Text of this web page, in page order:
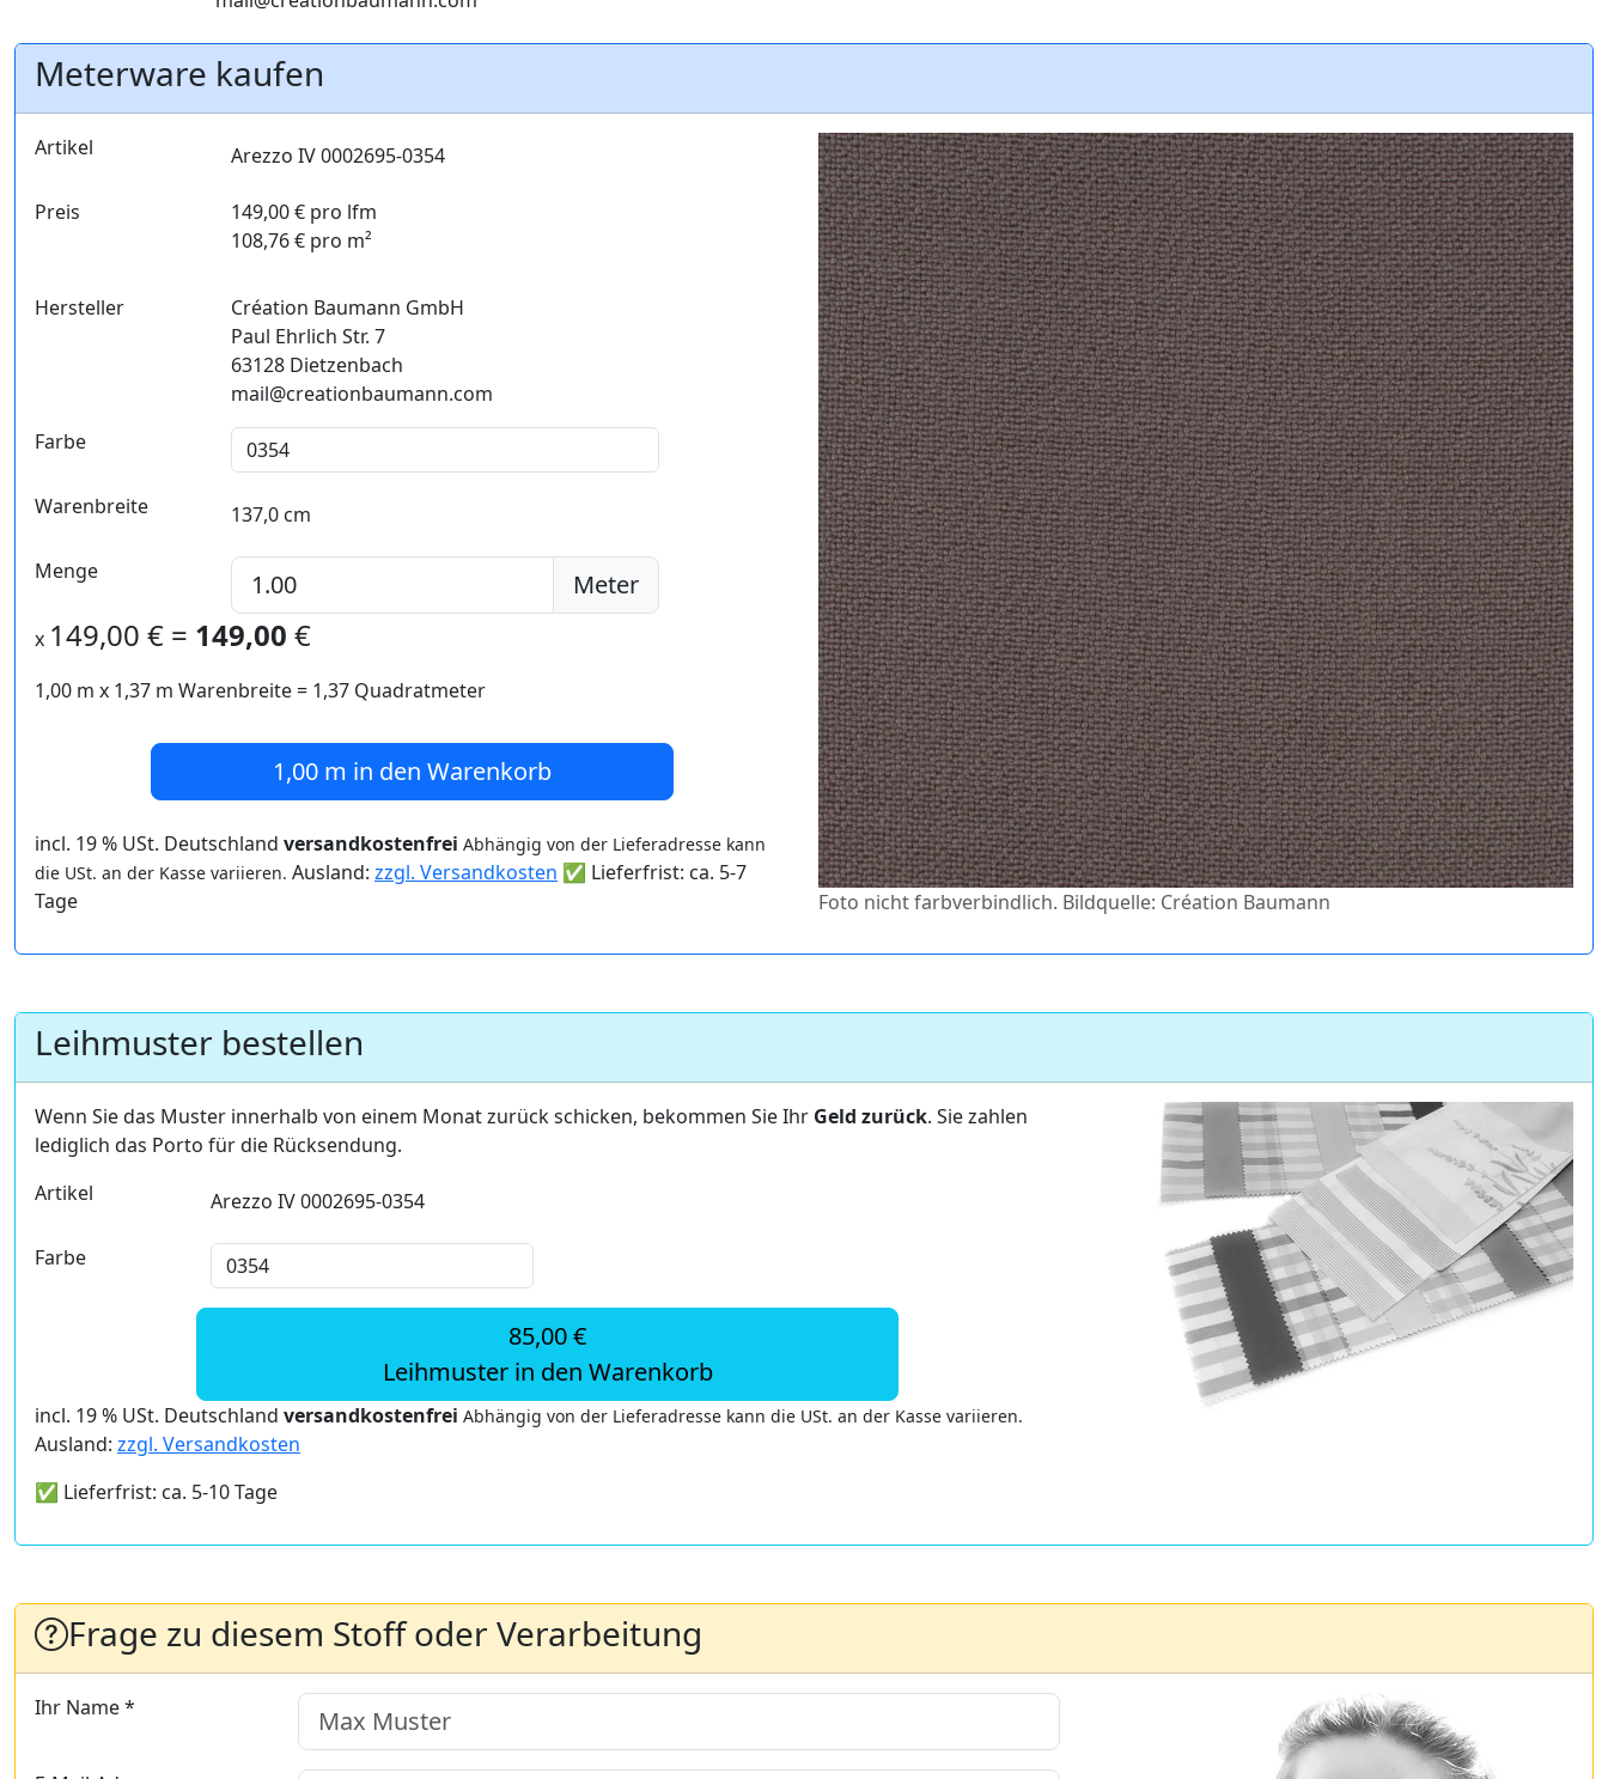
Meterware kaufen
Artikel Arezzo IV 0002695-0354
Preis
149,00 € pro lfm
108,76 € pro m²
Hersteller
Création Baumann GmbH
Paul Ehrlich Str. 7
63128 Dietzenbach
mail@creationbaumann.com
Farbe
Warenbreite 137,0 cm
Menge Meter
x 149,00 € = 149,00 €
1,00 m x 1,37 m Warenbreite = 1,37 Quadratmeter
1,00 m in den Warenkorb
incl. 19 % USt. Deutschland versandkostenfrei Abhängig von der Lieferadresse kann
die USt. an der Kasse variieren. Ausland: zzgl. Versandkosten ✅ Lieferfrist: ca. 5-7
Tage
Foto nicht farbverbindlich. Bildquelle: Création Baumann
Leihmuster bestellen
Wenn Sie das Muster innerhalb von einem Monat zurück schicken, bekommen Sie Ihr Geld zurück. Sie zahlen
lediglich das Porto für die Rücksendung.
Artikel
Arezzo IV 0002695-0354
Farbe
85,00 €
Leihmuster in den Warenkorb
incl. 19 % USt. Deutschland versandkostenfrei Abhängig von der Lieferadresse kann die USt. an der Kasse variieren.
Ausland: zzgl. Versandkosten
✅ Lieferfrist: ca. 5-10 Tage
Frage zu diesem Stoff oder Verarbeitung
Ihr Name *